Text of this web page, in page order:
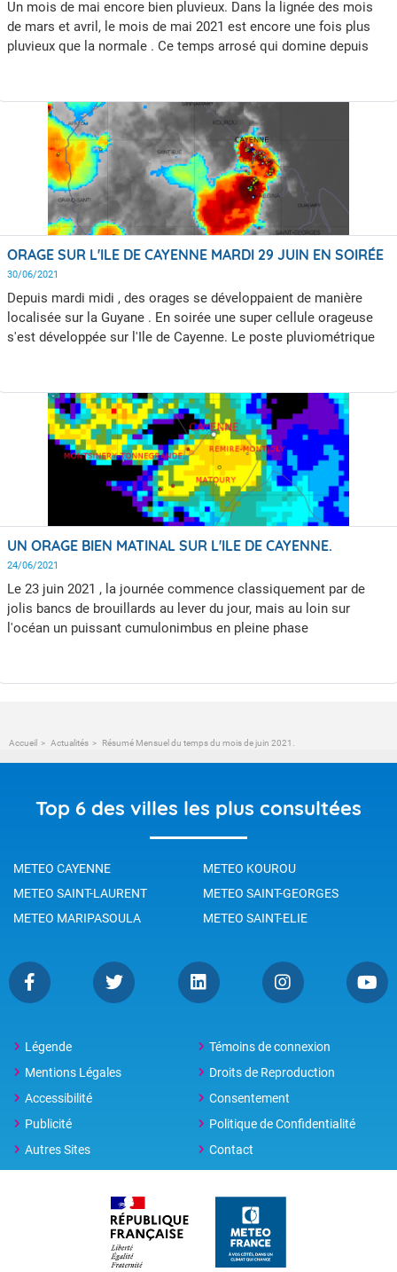
Un mois de mai encore bien pluvieux. Dans la lignée des mois
de mars et avril, le mois de mai 2021 est encore une fois plus
pluvieux que la normale . Ce temps arrosé qui domine depuis
ORAGE SUR L'ILE DE CAYENNE MARDI 29 JUIN EN SOIRÉE
30/06/2021
Depuis mardi midi , des orages se développaient de manière
localisée sur la Guyane . En soirée une super cellule orageuse
s'est développée sur l'Ile de Cayenne. Le poste pluviométrique
UN ORAGE BIEN MATINAL SUR L'ILE DE CAYENNE.
24/06/2021
Le 23 juin 2021 , la journée commence classiquement par de
jolis bancs de brouillards au lever du jour, mais au loin sur
l'océan un puissant cumulonimbus en pleine phase
Accueil Actualités Résumé Mensuel du temps du mois de juin 2021.
Top 6 des villes les plus consultées
METEO CAYENNE
METEO KOUROU
METEO SAINT-LAURENT
METEO SAINT-GEORGES
METEO MARIPASOULA
METEO SAINT-ELIE
Légende
Témoins de connexion
Mentions Légales
Droits de Reproduction
Accessibilité
Consentement
Publicité
Politique de Confidentialité
Autres Sites
Contact